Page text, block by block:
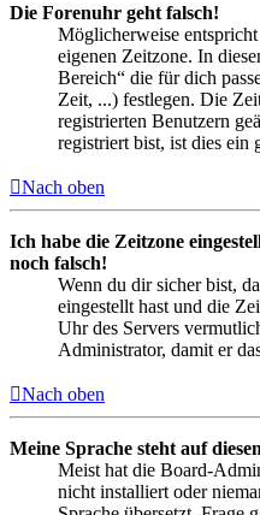
Die Forenuhr geht falsch!
Möglicherweise
eigenen Zeitzone. In
Bereich“ die für dich
Zeit, ...) festlegen. Die
registrierten Benutzern
registriert bist, ist dies ein
Nach oben
Ich habe die Zeitzone
noch falsch!
Wenn du dir sicher bist,
eingestellt hast und die
Uhr des Servers
Administrator, damit er
Nach oben
Meine Sprache steht auf
Meist hat die Board-
nicht installiert oder